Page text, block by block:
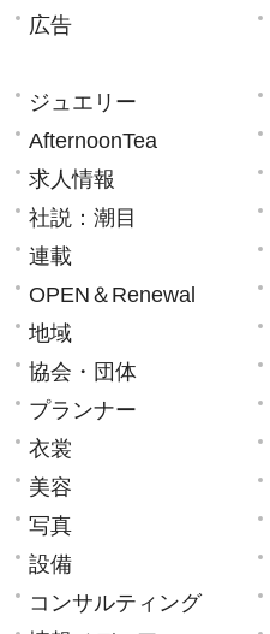
広告
ジュエリー
AfternoonTea
求人情報
社説：潮目
連載
OPEN＆Renewal
地域
協会・団体
プランナー
衣裳
美容
写真
設備
コンサルティング